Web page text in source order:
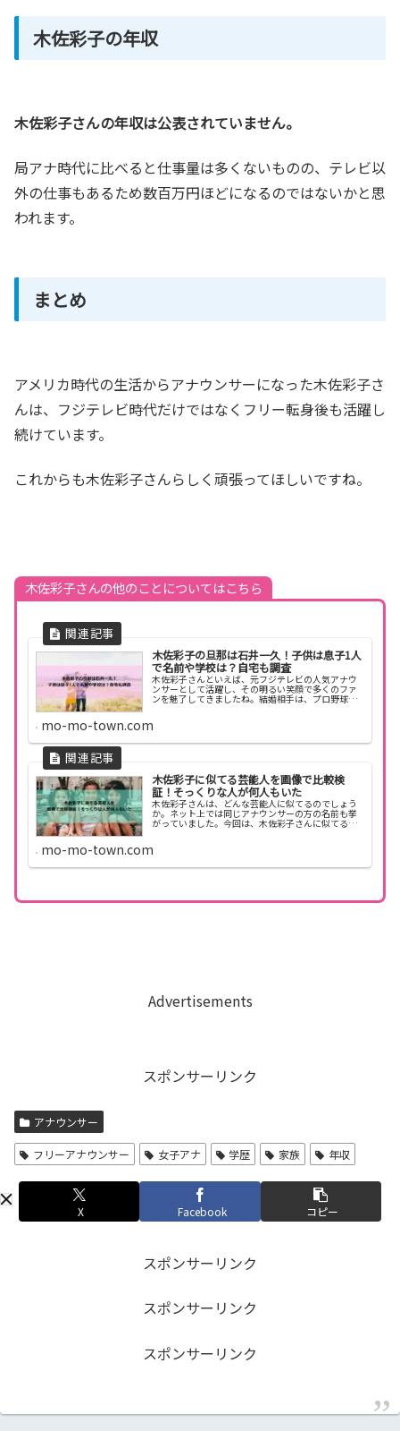
木佐彩子の年収
木佐彩子さんの年収は公表されていません。
局アナ時代に比べると仕事量は多くないものの、テレビ以
外の仕事もあるため数百万円ほどになるのではないかと思
われます。
まとめ
アメリカ時代の生活からアナウンサーになった木佐彩子さ
んは、フジテレビ時代だけではなくフリー転身後も活躍し
続けています。
これからも木佐彩子さんらしく頑張ってほしいですね。
木佐彩子さんの他のことについてはこちら
木佐彩子の旦那は石井一久！子供は息子1人
で名前や学校は？自宅も調査
木佐彩子さんといえば、元フジテレビの人気アナウ
ンサーとして活躍し、その明るい笑顔で多くのファ
ンを魅了してきましたね。結婚相手は、プロ野球選
手として名を馳せた石井一久さんということで、ご
子さんのこ...
mo-mo-town.com
木佐彩子に似てる芸能人を画像で比較検
証！そっくりな人が何人もいた
木佐彩子さんは、どんな芸能人に似てるのでしょう
か。ネット上では同じアナウンサーの方の名前も挙
がっていました。今回は、木佐彩子さんに似てる芸
が似てる...
mo-mo-town.com
Advertisements
スポンサーリンク
アナウンサー
フリーアナウンサー 女子アナ 学歴 家族 年収
X Facebook コピー
スポンサーリンク
スポンサーリンク
スポンサーリンク